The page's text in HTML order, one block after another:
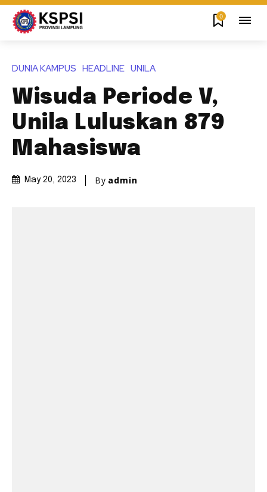
0
DUNIA KAMPUS HEADLINE UNILA
Wisuda Periode V,
Unila Luluskan 879
Mahasiswa
May 20, 2023 By admin